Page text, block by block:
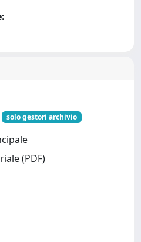
solo gestori archivio
(PDF)